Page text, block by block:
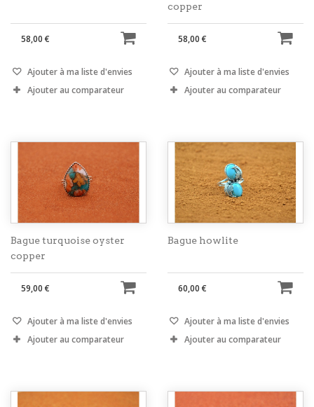
58,00 €
Ajouter à ma liste d'envies
Ajouter au comparateur
copper
58,00 €
Ajouter à ma liste d'envies
Ajouter au comparateur
Bague turquoise oyster
copper
59,00 €
Ajouter à ma liste d'envies
Ajouter au comparateur
Bague howlite
60,00 €
Ajouter à ma liste d'envies
Ajouter au comparateur